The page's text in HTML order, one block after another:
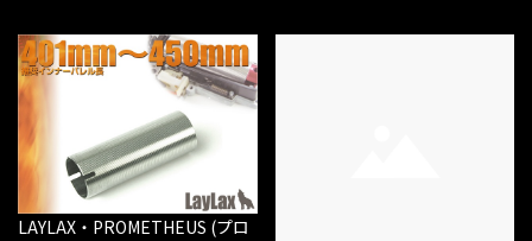
LAYLAX・PROMETHEUS (プロ